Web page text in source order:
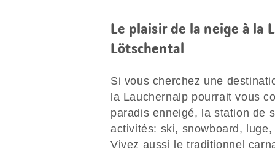
Le plaisir de la neige à la
Lötschental
Si vous cherchez une
la Lauchernalp pourrait vous
paradis enneigé, la station de
activités: ski, snowboard,
Vivez aussi le traditionnel